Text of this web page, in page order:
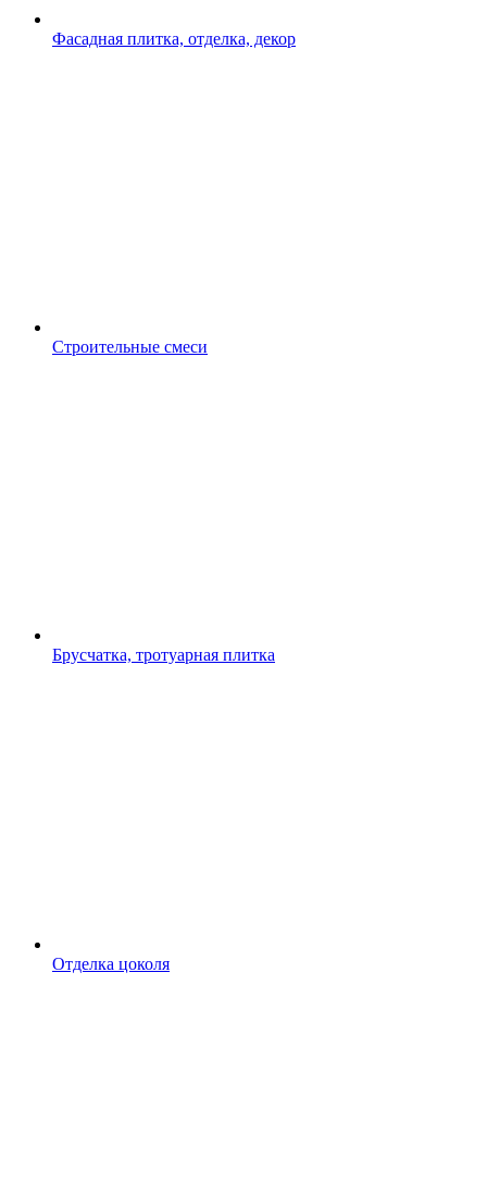
Фасадная плитка, отделка, декор
Строительные смеси
Брусчатка, тротуарная плитка
Отделка цоколя